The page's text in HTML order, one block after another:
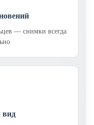
— снимки всегда
вид